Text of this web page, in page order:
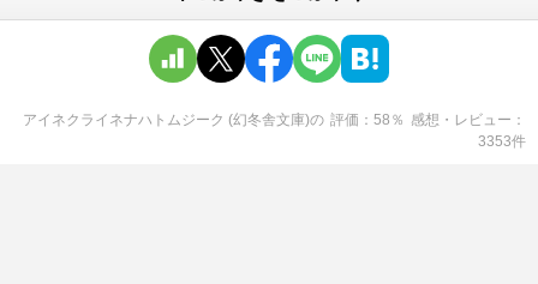
アイネクライネナハトムジーク (幻冬舎文庫)の 評価 58 ％ 感想・レビュー
3353件